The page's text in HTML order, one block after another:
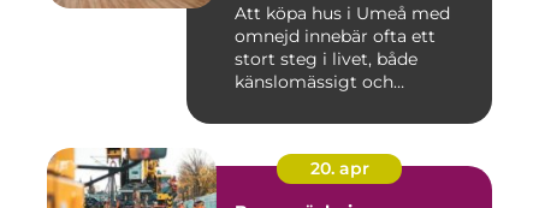
Att köpa hus i Umeå med
omnejd innebär ofta ett
stort steg i livet, både
känslomässigt och
20. apr